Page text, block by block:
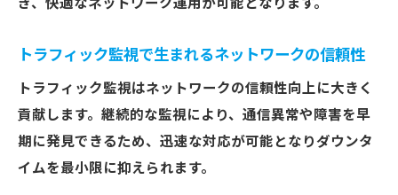
す秘訣
免許取得後に役立つ障害予防のネットワー
ク管理術
トラフィック監視で見逃さない障害の前兆
ネットワーク管理システムによる障害リス
ぎ、快適なネットワーク運用が可能となります。
トラフィック監視で生まれるネットワークの信頼性
トラフィック監視はネットワークの信頼性向上に大きく
貢献します。継続的な監視により、通信異常や障害を早
期に発見できるため、迅速な対応が可能となりダウンタ
イムを最小限に抑えられます。